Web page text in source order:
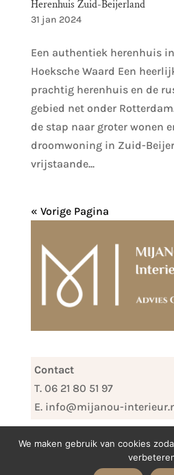
Herenhuis Zuid-Beijerland
31 jan 2024
Een authentiek herenhuis
Hoeksche Waard Een
prachtig herenhuis en de
gebied net onder
de stap naar groter wonen
droomwoning in Zuid-
vrijstaande...
« Vorige Pagina
Contact
T. 06 21 80 51 97
E. info@mijanou-
We maken gebruik van cookies